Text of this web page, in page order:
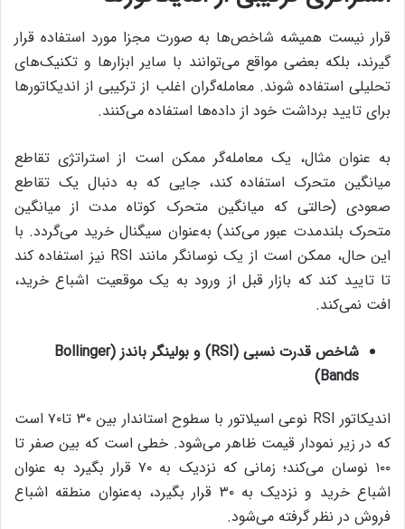
قرار نیست همیشه شاخص‌ها به صورت مجزا مورد استفاده قرار
گیرند، بلکه بعضی مواقع می‌توانند با سایر ابزارها و تکنیک‌های
تحلیلی استفاده شوند. معامله‌گران اغلب از ترکیبی از اندیکاتورها
برای تایید برداشت‌ خود از داده‌ها استفاده می‌کنند.
به عنوان مثال، یک معامله‌گر ممکن است از استراتژی تقاطع
میانگین متحرک استفاده کند، جایی که به دنبال یک تقاطع
صعودی (حالتی که میانگین متحرک کوتاه مدت از میانگین
متحرک بلندمدت عبور می‌کند) به‌عنوان سیگنال خرید می‌گردد. با
این حال، ممکن است از یک نوسانگر مانند RSI نیز استفاده کند
تا تایید کند که بازار قبل از ورود به یک موقعیت اشباع خرید،‌
افت نمی‌کند.
شاخص قدرت نسبی (RSI) و بولینگر باندز (Bollinger
Bands
)
اندیکاتور RSI نوعی اسیلاتور با سطوح استاندار بین ۳۰ تا۷۰ است
که در زیر نمودار قیمت ظاهر می‌شود. خطی است که بین صفر تا
۱۰۰ نوسان می‌کند؛ زمانی که نزدیک به ۷۰ قرار بگیرد به عنوان
اشباع خرید و نزدیک به ۳۰ قرار بگیرد، به‌عنوان منطقه اشباع
فروش در نظر گرفته می‌شود.